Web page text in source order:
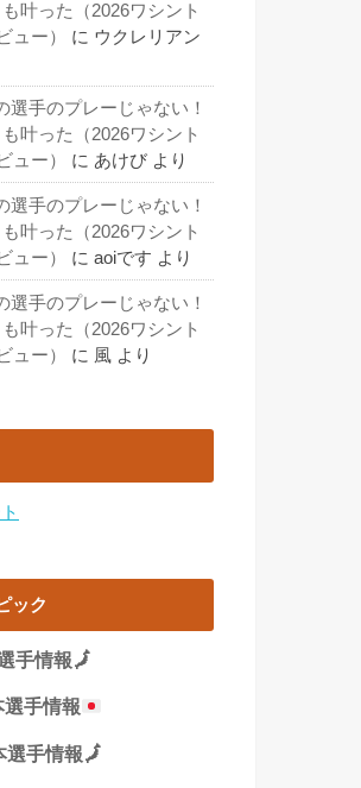
叶った（2026ワシント
ュー）
に ウクレリアン
選手のプレーじゃない！
叶った（2026ワシント
ュー）
に あけび より
選手のプレーじゃない！
叶った（2026ワシント
ュー）
に aoiです より
選手のプレーじゃない！
叶った（2026ワシント
ュー）
に 風 より
ック
手情報🗾
選手情報
選手情報🗾